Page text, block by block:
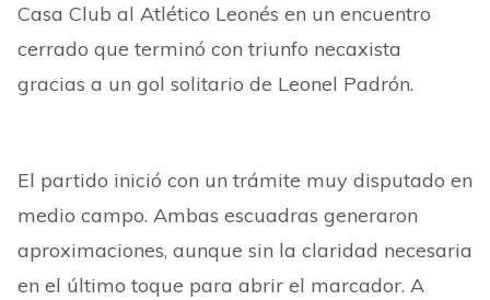
Casa Club al Atlético Leonés en un encuentro
cerrado que terminó con triunfo necaxista
gracias a un gol solitario de Leonel Padrón.
El partido inició con un trámite muy disputado en
medio campo. Ambas escuadras generaron
aproximaciones, aunque sin la claridad necesaria
en el último toque para abrir el marcador. A